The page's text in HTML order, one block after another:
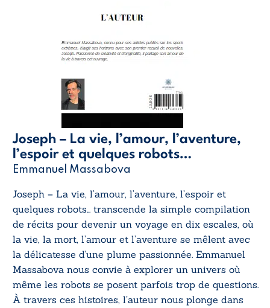
Joseph – La vie, l’amour, l’aventure,
l’espoir et quelques robots…
Emmanuel Massabova
Joseph – La vie, l’amour, l’aventure, l’espoir et
quelques robots… transcende la simple compilation
de récits pour devenir un voyage en dix escales, où
la vie, la mort, l’amour et l’aventure se mêlent avec
la délicatesse d’une plume passionnée. Emmanuel
Massabova nous convie à explorer un univers où
même les robots se posent parfois trop de questions.
À travers ces histoires, l’auteur nous plonge dans